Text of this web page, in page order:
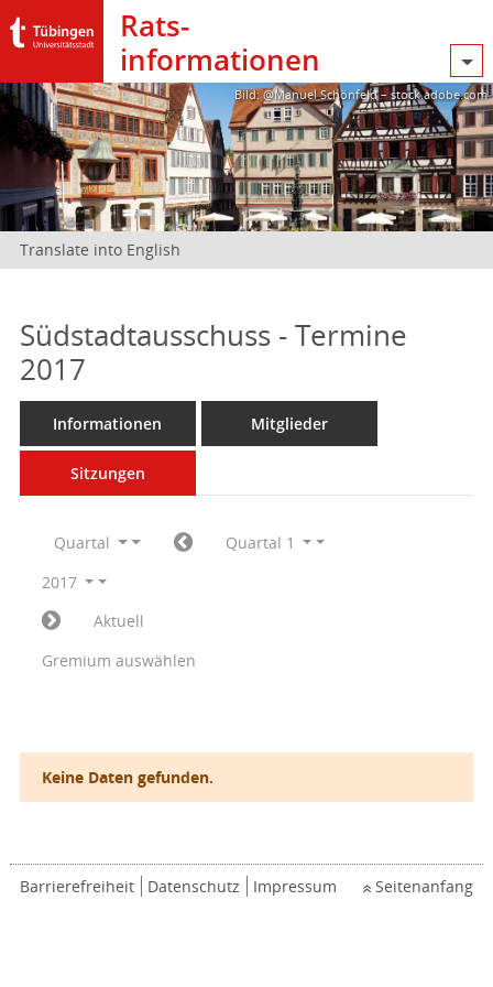
Rats­
informationen
Bild: @Manuel Schönfeld – stock.adobe.com
Translate into English
Südstadtausschuss - Termine
2017
Informationen Mitglieder
Sitzungen
Quartal
Quartal 1
2017
Aktuell
Gremium auswählen
Keine Daten gefunden.
Barrierefreiheit Datenschutz Impressum Seitenanfang